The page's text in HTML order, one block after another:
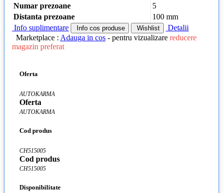
Numar prezoane
5
Distanta prezoane
100 mm
Info suplimentare
Info cos produse Wishlist
Detalii
Marketplace : Adauga in cos - pentru vizualizare reducere
magazin preferat
Oferta
AUTOKARMA
Oferta
AUTOKARMA
Cod produs
CH515005
Cod produs
CH515005
Disponibilitate